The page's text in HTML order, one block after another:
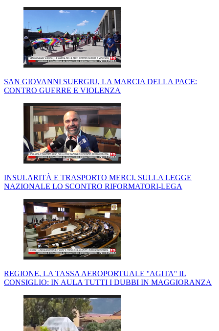
SAN GIOVANNI SUERGIU, LA MARCIA DELLA PACE:
CONTRO GUERRE E VIOLENZA
INSULARITÀ E TRASPORTO MERCI, SULLA LEGGE
NAZIONALE LO SCONTRO RIFORMATORI-LEGA
REGIONE, LA TASSA AEROPORTUALE ''AGITA'' IL
CONSIGLIO: IN AULA TUTTI I DUBBI IN MAGGIORANZA